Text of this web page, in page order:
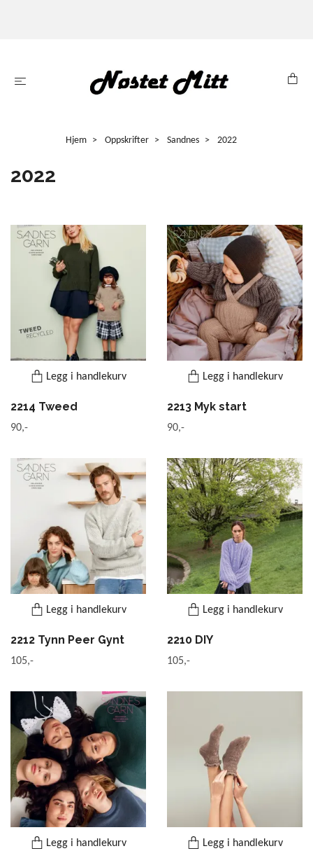
Hjem Oppskrifter Sandnes 2022
2022
Legg i handlekurv
2214 Tweed
90,-
Legg i handlekurv
2213 Myk start
90,-
Legg i handlekurv
2212 Tynn Peer Gynt
105,-
Legg i handlekurv
2210 DIY
105,-
Legg i handlekurv Legg i handlekurv